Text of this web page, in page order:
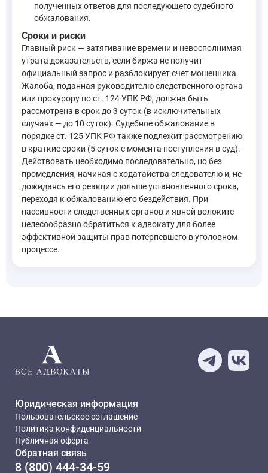
Лицо, которое без установленных законом, иными
Таким образом, отказ следователя ссылаться на
полученных ответов для последующего судебного
обжалования.
Сроки и риски
Главный риск — затягивание времени и невосполнимая
утрата доказательств, если биржа не получит
официальный запрос и разблокирует счет мошенника.
Жалоба, поданная руководителю следственного органа
или прокурору по ст. 124 УПК РФ, должна быть
рассмотрена в срок до 3 суток (в исключительных
случаях — до 10 суток). Судебное обжалование в
порядке ст. 125 УПК РФ также подлежит рассмотрению
в краткие сроки (5 суток с момента поступления в суд).
Действовать необходимо последовательно, но без
промедления, начиная с ходатайства следователю и, не
дожидаясь его реакции дольше установленного срока,
переходя к обжалованию его бездействия. При
пассивности следственных органов и явной волоките
целесообразно обратиться к адвокату для более
эффективной защиты прав потерпевшего в уголовном
процессе.
Юридическая информация
Пользовательское соглашение
Политика конфиденциальности
Публичная оферта
Обратная связь
8 (800) 444-34-59